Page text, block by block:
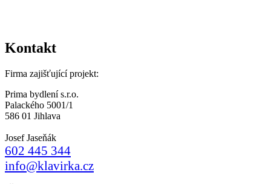
Kontakt
Firma zajišťující projekt:
Prima bydlení s.r.o.
Palackého 5001/1
586 01 Jihlava
Josef Jaseňák
602 445 344
info@klavirka.cz